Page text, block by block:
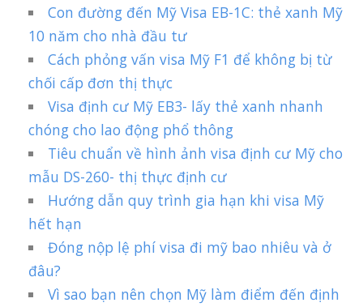
Con đường đến Mỹ Visa EB-1C: thẻ xanh Mỹ
10 năm cho nhà đầu tư
Cách phỏng vấn visa Mỹ F1 để không bị từ
chối cấp đơn thị thực
Visa định cư Mỹ EB3- lấy thẻ xanh nhanh
chóng cho lao động phổ thông
Tiêu chuẩn về hình ảnh visa định cư Mỹ cho
mẫu DS-260- thị thực định cư
Hướng dẫn quy trình gia hạn khi visa Mỹ
hết hạn
Đóng nộp lệ phí visa đi mỹ bao nhiêu và ở
đâu?
Vì sao bạn nên chọn Mỹ làm điểm đến định